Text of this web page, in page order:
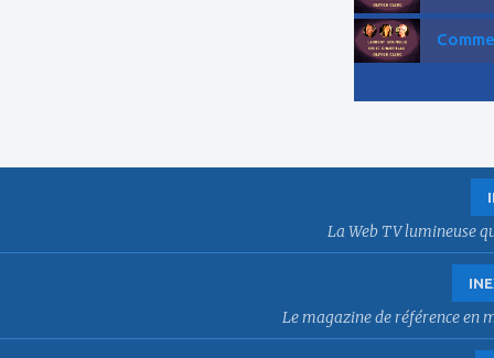
La Web TV lumineuse
Le magazine de référence en